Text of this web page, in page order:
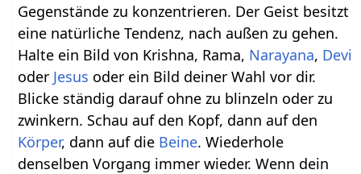
Gegenstände zu konzentrieren. Der Geist besitzt
eine natürliche Tendenz, nach außen zu gehen.
Halte ein Bild von Krishna, Rama, Narayana, Devi
oder Jesus oder ein Bild deiner Wahl vor dir.
Blicke ständig darauf ohne zu blinzeln oder zu
zwinkern. Schau auf den Kopf, dann auf den
Körper, dann auf die Beine. Wiederhole
denselben Vorgang immer wieder. Wenn dein